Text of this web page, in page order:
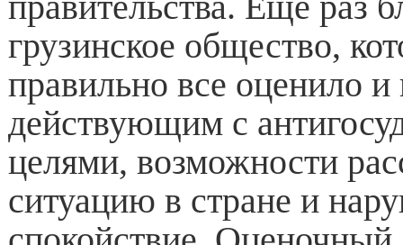
грузинское общество,
правильно все оценило
действующим с
целями, возможности
ситуацию в стране и